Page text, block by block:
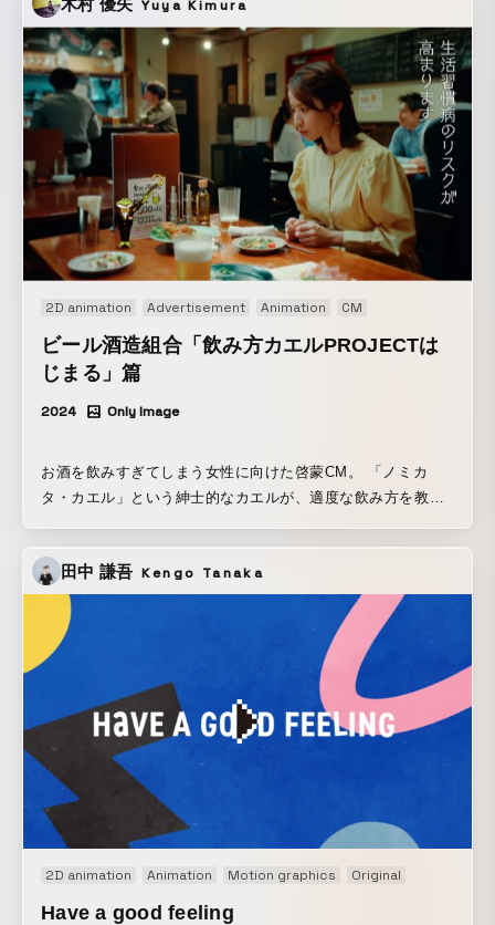
木村 優矢 Yuya Kimura
2D animation Advertisement Animation CM
ビール酒造組合「飲み方カエルPROJECTは
じまる」篇
2024 Only Image
お酒を飲みすぎてしまう女性に向けた啓蒙CM。 「ノミカ
タ・カエル」という紳士的なカエルが、適度な飲み方を教え
田中 謙吾 Kengo Tanaka
2D animation Animation Motion graphics Original
Have a good feeling